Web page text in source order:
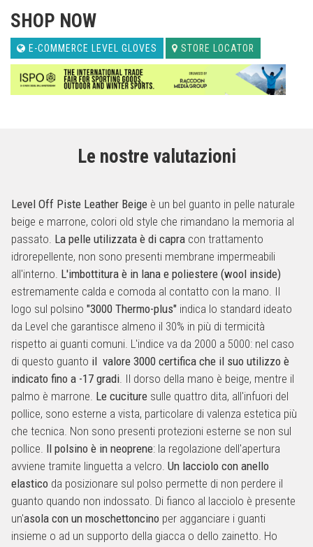
SHOP NOW
E-COMMERCE LEVEL GLOVES STORE LOCATOR
Le nostre valutazioni
Level Off Piste Leather Beige è un bel guanto in pelle naturale
beige e marrone, colori old style che rimandano la memoria al
passato. La pelle utilizzata è di capra con trattamento
idrorepellente, non sono presenti membrane impermeabili
all'interno. L'imbottitura è in lana e poliestere (wool inside)
estremamente calda e comoda al contatto con la mano. Il
logo sul polsino "3000 Thermo-plus" indica lo standard ideato
da Level che garantisce almeno il 30% in più di termicità
rispetto ai guanti comuni. L'indice va da 2000 a 5000: nel caso
di questo guanto il valore 3000 certifica che il suo utilizzo è
indicato fino a -17 gradi . Il dorso della mano è beige, mentre il
palmo è marrone. Le cuciture sulle quattro dita, all'infuori del
pollice, sono esterne a vista, particolare di valenza estetica più
che tecnica. Non sono presenti protezioni esterne se non sul
pollice. Il polsino è in neoprene: la regolazione dell'apertura
avviene tramite linguetta a velcro. Un lacciolo con anello
elastico da posizionare sul polso permette di non perdere il
guanto quando non indossato. Di fianco al lacciolo è presente
un'asola con un moschettoncino per agganciare i guanti
insieme o ad un supporto della giacca o dello zainetto. Ho